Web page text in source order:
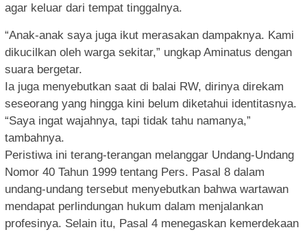
agar keluar dari tempat tinggalnya.
“Anak-anak saya juga ikut merasakan dampaknya. Kami
dikucilkan oleh warga sekitar,” ungkap Aminatus dengan
suara bergetar.
Ia juga menyebutkan saat di balai RW, dirinya direkam
seseorang yang hingga kini belum diketahui identitasnya.
“Saya ingat wajahnya, tapi tidak tahu namanya,”
tambahnya.
Peristiwa ini terang-terangan melanggar Undang-Undang
Nomor 40 Tahun 1999 tentang Pers. Pasal 8 dalam
undang-undang tersebut menyebutkan bahwa wartawan
mendapat perlindungan hukum dalam menjalankan
profesinya. Selain itu, Pasal 4 menegaskan kemerdekaan